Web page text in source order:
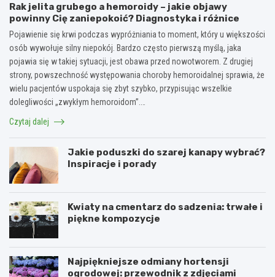
Rak jelita grubego a hemoroidy – jakie objawy
powinny Cię zaniepokoić? Diagnostyka i różnice
Pojawienie się krwi podczas wypróżniania to moment, który u większości
osób wywołuje silny niepokój. Bardzo często pierwszą myślą, jaka
pojawia się w takiej sytuacji, jest obawa przed nowotworem. Z drugiej
strony, powszechność występowania choroby hemoroidalnej sprawia, że
wielu pacjentów uspokaja się zbyt szybko, przypisując wszelkie
dolegliwości „zwykłym hemoroidom”.…
Czytaj dalej
Jakie poduszki do szarej kanapy wybrać?
Inspiracje i porady
Kwiaty na cmentarz do sadzenia: trwałe i
piękne kompozycje
Najpiękniejsze odmiany hortensji
ogrodowej: przewodnik z zdjęciami